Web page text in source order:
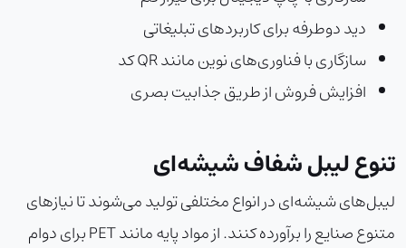
دید دوطرفه برای کاربردهای تبلیغاتی
سازگاری با فناوری‌های نوین مانند QR کد
افزایش فروش از طریق جذابیت بصری
تنوع لیبل شفاف شیشه‌ای
لیبل‌های شیشه‌ای در انواع مختلفی تولید می‌شوند تا نیازهای
متنوع صنایع را برآورده کنند. از مواد پایه مانند PET برای دوام